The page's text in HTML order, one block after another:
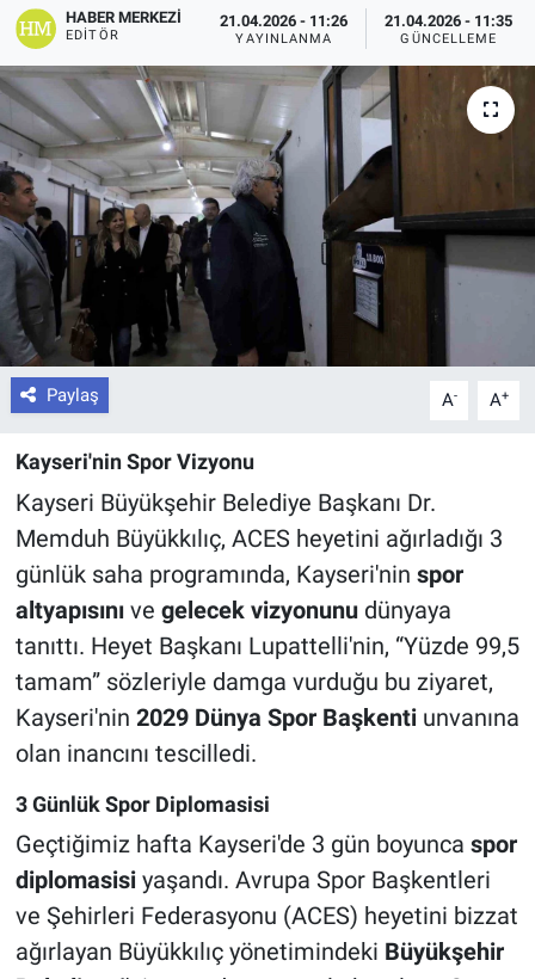
HABER MERKEZI
EDITÖR
21.04.2026 - 11:26
YAYINLANMA
21.04.2026 - 11:35
GÜNCELLEME
Paylaş A- A+
Kayseri'nin Spor Vizyonu
Kayseri Büyükşehir Belediye Başkanı Dr.
Memduh Büyükkılıç, ACES heyetini ağırladığı 3
günlük saha programında, Kayseri'nin spor
altyapısınıve gelecek vizyonunudünyaya
tanıttı. Heyet Başkanı Lupattelli'nin, “Yüzde 99,5
tamam” sözleriyle damga vurduğu bu ziyaret,
Kayseri'nin 2029 Dünya Spor Başkentiunvanına
olan inancını tescilledi.
3 Günlük Spor Diplomasisi
Geçtiğimiz hafta Kayseri'de 3 gün boyunca spor
diplomasisiyaşandı. Avrupa Spor Başkentleri
ve Şehirleri Federasyonu (ACES) heyetini bizzat
ağırlayan Büyükkılıç yönetimindeki Büyükşehir